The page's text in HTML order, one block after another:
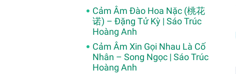
Cảm Âm Đào Hoa Nặc (桃花
诺) – Đặng Tử Kỳ | Sáo Trúc
Hoàng Anh
Cảm Âm Xin Gọi Nhau Là Cố
Nhân – Song Ngọc | Sáo Trúc
Hoàng Anh